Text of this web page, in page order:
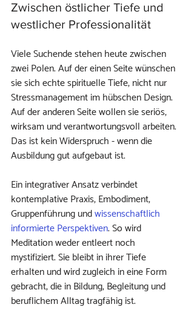
Zwischen östlicher Tiefe und
westlicher Professionalität
Viele Suchende stehen heute zwischen
zwei Polen. Auf der einen Seite wünschen
sie sich echte spirituelle Tiefe, nicht nur
Stressmanagement im hübschen Design.
Auf der anderen Seite wollen sie seriös,
wirksam und verantwortungsvoll arbeiten.
Das ist kein Widerspruch - wenn die
Ausbildung gut aufgebaut ist.
Ein integrativer Ansatz verbindet
kontemplative Praxis, Embodiment,
Gruppenführung und wissenschaftlich
informierte Perspektiven. So wird
Meditation weder entleert noch
mystifiziert. Sie bleibt in ihrer Tiefe
erhalten und wird zugleich in eine Form
gebracht, die in Bildung, Begleitung und
beruflichem Alltag tragfähig ist.